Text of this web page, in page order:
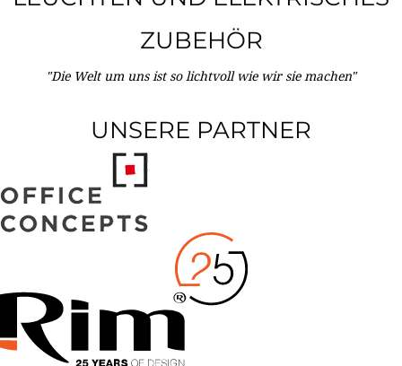
ZUBEHÖR
"Die Welt um uns ist so lichtvoll wie wir sie machen"
UNSERE PARTNER